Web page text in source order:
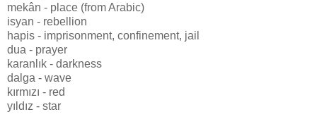
mekân - place (from Arabic)
isyan - rebellion
hapis - imprisonment, confinement, jail
dua - prayer
karanlık - darkness
dalga - wave
kırmızı - red
yıldız - star